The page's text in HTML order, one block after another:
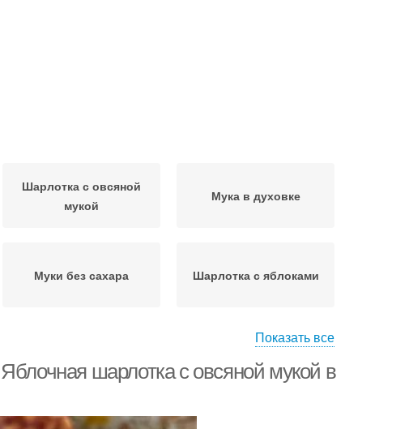
Шарлотка с овсяной
мукой
Мука в духовке
Муки без сахара Шарлотка с яблоками
хлопьями
Показать все
шарлотка с овсяной мукой в